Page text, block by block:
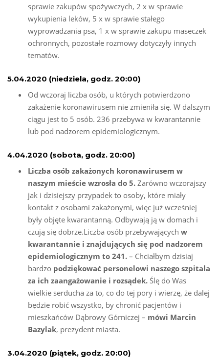
sprawie zakupów spożywczych, 2 x w sprawie
wykupienia leków, 5 x w sprawie stałego
wyprowadzania psa, 1 x w sprawie zakupu maseczek
ochronnych, pozostałe rozmowy dotyczyły innych
tematów.
5.04.2020 (niedziela, godz. 20:00)
Od wczoraj liczba osób, u których potwierdzono
zakażenie koronawirusem nie zmieniła się. W dalszym
ciągu jest to 5 osób. 236 przebywa w kwarantannie
lub pod nadzorem epidemiologicznym.
4.04.2020 (sobota, godz. 20:00)
Liczba osób zakażonych koronawirusem w
naszym mieście wzrosła do 5. Zarówno wczorajszy
jak i dzisiejszy przypadek to osoby, które miały
kontakt z osobami zakażonymi, więc już wcześniej
były objęte kwarantanną. Odbywają ją w domach i
czują się dobrze.Liczba osób przebywających w
kwarantannie i znajdujących się pod nadzorem
epidemiologicznym to 241. – Chciałbym dzisiaj
bardzo podziękować personelowi naszego szpitala
za ich zaangażowanie i rozsądek. Ślę do Was
wielkie serducha za to, co do tej pory i wierzę, że dalej
będzie robić wszystko, by chronić pacjentów i
mieszkańców Dąbrowy Górniczej – mówi Marcin
Bazylak, prezydent miasta.
3.04.2020 (piątek, godz. 20:00)